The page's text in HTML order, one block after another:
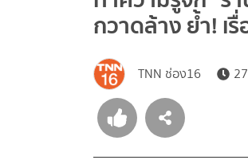
กวาดล้าง ย้ำ! เ
TNN ช่อง16